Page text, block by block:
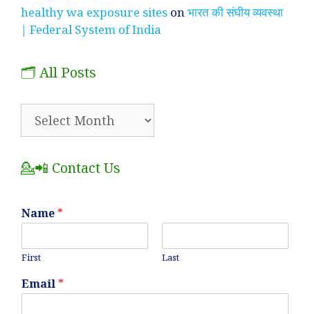
healthy wa exposure sites onभारत की संघीय व्यवस्था
| Federal System of India
🗂️ All Posts
💁📲 Contact Us
Name *
First Last
Email *